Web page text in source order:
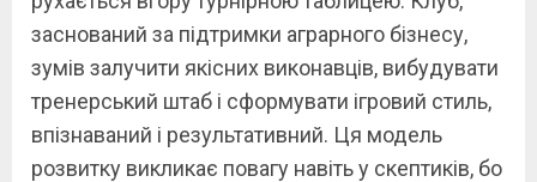
заснований за підтримки аграрного бізнесу,
зумів залучити якісних виконавців, вибудувати
тренерський штаб і сформувати ігровий стиль,
впізнаваний і результативний. Ця модель
розвитку викликає повагу навіть у скептиків, бо